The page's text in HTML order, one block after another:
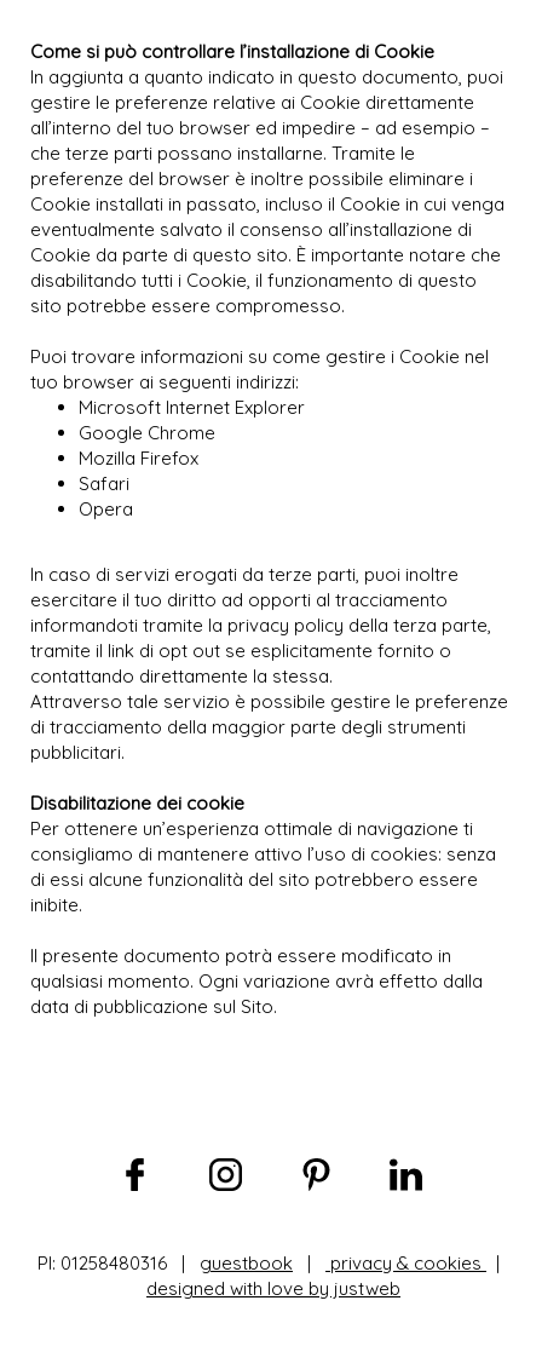
Come si può controllare l’installazione di Cookie
In aggiunta a quanto indicato in questo documento, puoi
gestire le preferenze relative ai Cookie direttamente
all’interno del tuo browser ed impedire – ad esempio –
che terze parti possano installarne. Tramite le
preferenze del browser è inoltre possibile eliminare i
Cookie installati in passato, incluso il Cookie in cui venga
eventualmente salvato il consenso all’installazione di
Cookie da parte di questo sito. È importante notare che
disabilitando tutti i Cookie, il funzionamento di questo
sito potrebbe essere compromesso.
Puoi trovare informazioni su come gestire i Cookie nel
tuo browser ai seguenti indirizzi:
Microsoft Internet Explorer
Google Chrome
Mozilla Firefox
Safari
Opera
In caso di servizi erogati da terze parti, puoi inoltre
esercitare il tuo diritto ad opporti al tracciamento
informandoti tramite la privacy policy della terza parte,
tramite il link di opt out se esplicitamente fornito o
contattando direttamente la stessa.
Attraverso tale servizio è possibile gestire le preferenze
di tracciamento della maggior parte degli strumenti
pubblicitari.
Disabilitazione dei cookie
Per ottenere un’esperienza ottimale di navigazione ti
consigliamo di mantenere attivo l’uso di cookies: senza
di essi alcune funzionalità del sito potrebbero essere
inibite.
Il presente documento potrà essere modificato in
qualsiasi momento. Ogni variazione avrà effetto dalla
data di pubblicazione sul Sito.
PI: 01258480316 | guestbook | privacy & cookies
|
designed with love by justweb